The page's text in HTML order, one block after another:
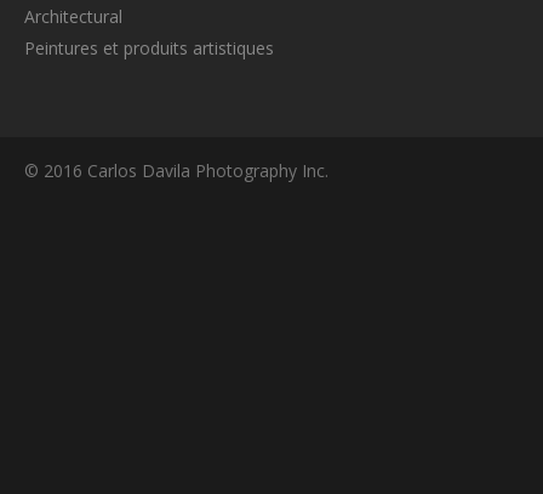
Architectural
Peintures et produits artistiques
© 2016 Carlos Davila Photography Inc.